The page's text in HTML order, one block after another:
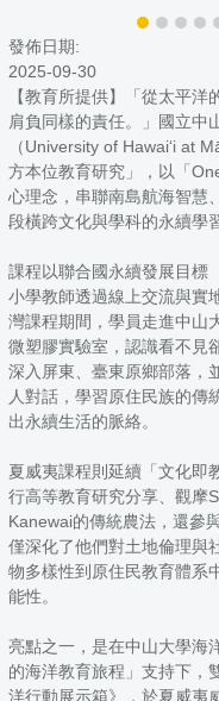
發佈日期:
2025-09-30
【教育所提供】「從太平
肩負同樣的責任。」國立中
（University of Hawaiʻi at
方本位教育研究」，以「
心理念，串聯南島航海智慧
段橫跨文化與學科的永續學
課程以聯合國永續發展目標
小學教師透過線上交流與實
灣課程期間，學員走進中山
微塑膠實驗室，認識看不見
深入屏東、臺東原鄉部落，
人對話，學習原住民族的傳
出永續生活的脈絡。
夏威夷課程則延續「文化即
行高等教育研究分享、觀摩
Kanewai的傳統農法，還參
僅深化了他們對土地倫理與
物多樣性到原住民教育體系
能性。
亮點之一，是在中山大學海
的海洋教育旅程」支持下，
洋行動展示箱》，於夏威夷